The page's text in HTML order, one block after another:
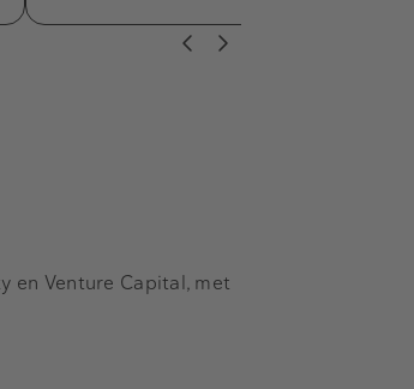
en Venture Capital, met